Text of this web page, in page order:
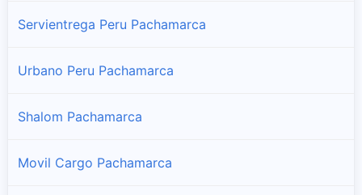
Servientrega Peru Pachamarca
Urbano Peru Pachamarca
Shalom Pachamarca
Movil Cargo Pachamarca